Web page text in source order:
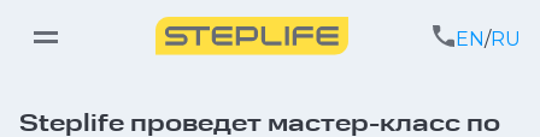
EN/RU
Steplife проведет мастер-класс по